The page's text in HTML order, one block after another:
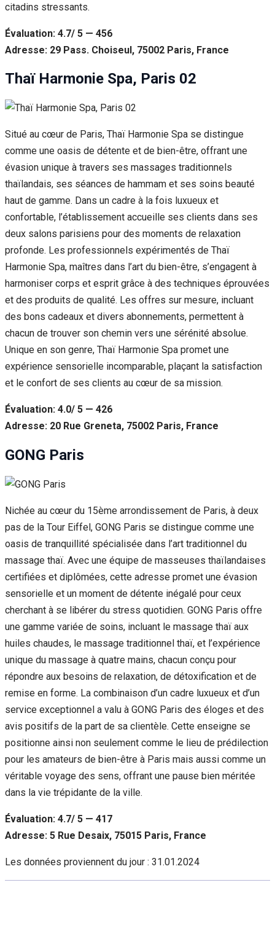
citadins stressants.
Évaluation: 4.7/ 5 — 456
Adresse: 29 Pass. Choiseul, 75002 Paris, France
Thaï Harmonie Spa, Paris 02
Situé au cœur de Paris, Thaï Harmonie Spa se distingue
comme une oasis de détente et de bien-être, offrant une
évasion unique à travers ses massages traditionnels
thaïlandais, ses séances de hammam et ses soins beauté
haut de gamme. Dans un cadre à la fois luxueux et
confortable, l’établissement accueille ses clients dans ses
deux salons parisiens pour des moments de relaxation
profonde. Les professionnels expérimentés de Thaï
Harmonie Spa, maîtres dans l’art du bien-être, s’engagent à
harmoniser corps et esprit grâce à des techniques éprouvées
et des produits de qualité. Les offres sur mesure, incluant
des bons cadeaux et divers abonnements, permettent à
chacun de trouver son chemin vers une sérénité absolue.
Unique en son genre, Thaï Harmonie Spa promet une
expérience sensorielle incomparable, plaçant la satisfaction
et le confort de ses clients au cœur de sa mission.
Évaluation: 4.0/ 5 — 426
Adresse: 20 Rue Greneta, 75002 Paris, France
GONG Paris
Nichée au cœur du 15ème arrondissement de Paris, à deux
pas de la Tour Eiffel, GONG Paris se distingue comme une
oasis de tranquillité spécialisée dans l’art traditionnel du
massage thaï. Avec une équipe de masseuses thaïlandaises
certifiées et diplômées, cette adresse promet une évasion
sensorielle et un moment de détente inégalé pour ceux
cherchant à se libérer du stress quotidien. GONG Paris offre
une gamme variée de soins, incluant le massage thaï aux
huiles chaudes, le massage traditionnel thaï, et l’expérience
unique du massage à quatre mains, chacun conçu pour
répondre aux besoins de relaxation, de détoxification et de
remise en forme. La combinaison d’un cadre luxueux et d’un
service exceptionnel a valu à GONG Paris des éloges et des
avis positifs de la part de sa clientèle. Cette enseigne se
positionne ainsi non seulement comme le lieu de prédilection
pour les amateurs de bien-être à Paris mais aussi comme un
véritable voyage des sens, offrant une pause bien méritée
dans la vie trépidante de la ville.
Évaluation: 4.7/ 5 — 417
Adresse: 5 Rue Desaix, 75015 Paris, France
Les données proviennent du jour : 31.01.2024